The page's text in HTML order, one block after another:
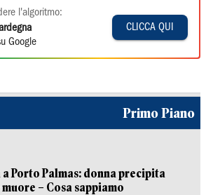
l'algoritmo:
Google
CLICCA QUI
Primo Piano
Porto Palmas: donna precipita
– Cosa sappiamo